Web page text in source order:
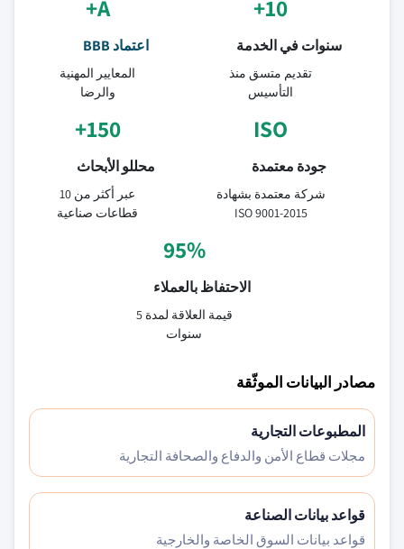
10+
سنوات في الخدمة
تقديم متسق منذ
التأسيس
A+
اعتماد BBB
المعايير المهنية
والرضا
ISO
جودة معتمدة
شركة معتمدة بشهادة
ISO 9001-2015
150+
محللو الأبحاث
عبر أكثر من 10
قطاعات صناعية
95%
الاحتفاظ بالعملاء
قيمة العلاقة لمدة 5
سنوات
مصادر البيانات الموثّقة
المطبوعات التجارية
مجلات قطاع الأمن والدفاع والصحافة التجارية
قواعد بيانات الصناعة
قواعد بيانات السوق الخاصة والخارجية